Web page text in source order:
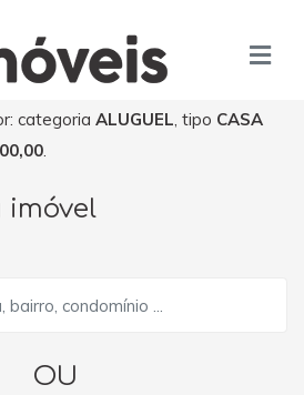
categoria ALUGUEL , tipo CASA
imóvel
OU